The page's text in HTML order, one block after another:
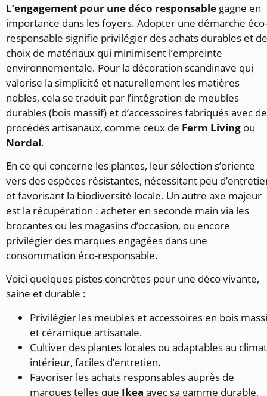
L’engagement pour une déco responsable gagne en
importance dans les foyers. Adopter une démarche éco-
responsable signifie privilégier des achats durables et
choix de matériaux qui minimisent l’empreinte
environnementale. Pour la décoration scandinave qui
valorise la simplicité et naturellement les matières
nobles, cela se traduit par l’intégration de meubles
durables (bois massif) et d’accessoires fabriqués avec
procédés artisanaux, comme ceux de Ferm Living ou
Nordal.
En ce qui concerne les plantes, leur sélection s’oriente
vers des espèces résistantes, nécessitant peu
et favorisant la biodiversité locale. Un autre axe majeur
est la récupération : acheter en seconde main via les
brocantes ou les magasins d’occasion, ou encore
privilégier des marques engagées dans une
consommation éco-responsable.
Voici quelques pistes concrètes pour une déco vivante,
saine et durable :
Privilégier les meubles et accessoires en bois
et céramique artisanale.
Cultiver des plantes locales ou adaptables au climat
intérieur, faciles d’entretien.
Favoriser les achats responsables auprès de
marques telles que Ikea avec sa gamme durable,